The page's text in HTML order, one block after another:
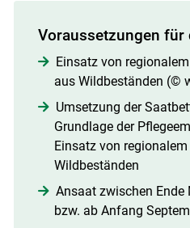
Voraussetzungen für
Einsatz von
aus Wildbeständen (©
Umsetzung der
Grundlage der
Einsatz von
Wildbeständen
Ansaat zwischen Ende
bzw. ab Anfang